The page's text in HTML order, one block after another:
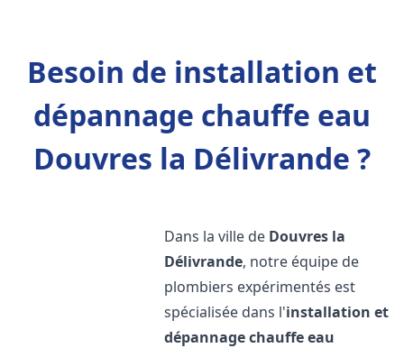
Besoin de installation et
dépannage chauffe eau
Douvres la Délivrande ?
Dans la ville de Douvres la
Délivrande, notre équipe de
plombiers expérimentés est
spécialisée dans l'installation et
dépannage chauffe eau